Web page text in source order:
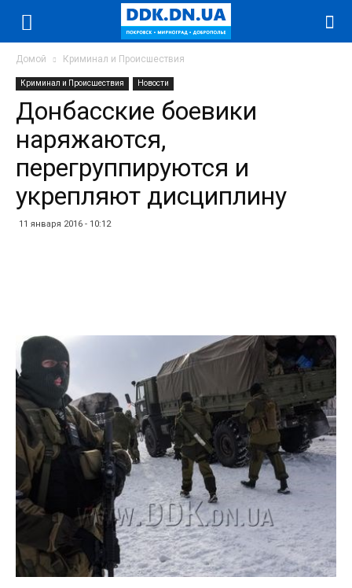
Домой Криминал и Происшествия
Криминал и Происшествия Новости
Донбасские боевики
наряжаются,
перегруппируются и
укрепляют дисциплину
11 января 2016 - 10:12